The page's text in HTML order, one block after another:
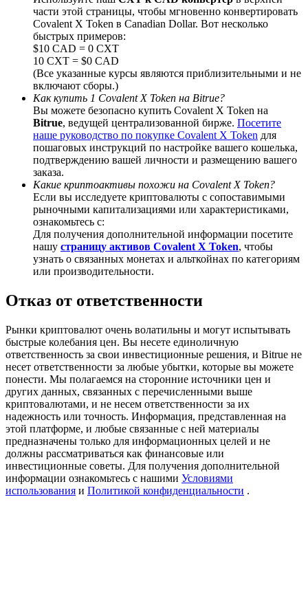
BTC Welcome Rewards
Deposit & Trade BTC to Share 25000 USDT prize pool!
Deposit CASHCAT & Win
Share 500000 CASHCAT prize pool
Exclusive for BitMart Users
Register & Trade to Win 500,000 USDT
Trade Gold & Silver · 33,333 USDT Bonus
USDT New User Exclusive 10% APR
USDT Flexible Staking | Daily Rewards
BTC New User Exclusive: 6.5% APR
части этой страницы, чтобы мгновенно конвертировать
Covalent X Token в Canadian Dollar. Вот несколько
быстрых примеров:
$10 CAD = 0 CXT
10 CXT = $0 CAD
(Все указанные курсы являются приблизительными и не
включают сборы.)
Как купить 1 Covalent X Token на Bitrue?
Вы можете безопасно купить Covalent X Token на
Bitrue, ведущей централизованной бирже. Посетите
наше руководство по покупке Covalent X Token для
пошаговых инструкций по настройке вашего кошелька,
подтверждению вашей личности и размещению вашего
заказа.
Какие криптоактивы похожи на Covalent X Token?
Если вы исследуете криптовалюты с сопоставимыми
рыночными капитализациями или характеристиками,
ознакомьтесь с:
Для получения дополнительной информации посетите
нашу страницу активов Covalent X Token, чтобы
узнать о связанных монетах и альткойнах по категориям
или производительности.
Отказ от ответственности
Рынки криптовалют очень волатильны и могут испытывать
быстрые колебания цен. Вы несете единоличную
ответственность за свои инвестиционные решения, и Bitrue не
несет ответственности за любые убытки, которые вы можете
понести. Мы полагаемся на сторонние источники цен и
других данных, связанных с перечисленными выше
криптовалютами, и не несем ответственности за их
надежность или точность. Информация, представленная на
этой платформе, и любые связанные с ней материалы
предназначены только для информационных целей и не
должны рассматриваться как финансовые или
инвестиционные советы. Для получения дополнительной
информации ознакомьтесь с нашими Условиями
использования и Политикой конфиденциальности .